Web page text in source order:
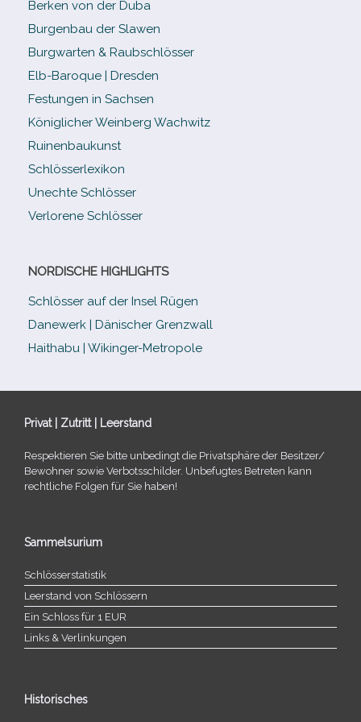
Berken von der Duba
Burgenbau der Slawen
Burgwarten & Raubschlösser
Elb-​Baroque | Dresden
Festungen in Sachsen
Königlicher Weinberg Wachwitz
Ruinenbaukunst
Schlösserlexikon
Unechte Schlösser
Verlorene Schlösser
NORDISCHE HIGHLIGHTS
Schlösser auf der Insel Rügen
Danewerk | Dänischer Grenzwall
Haithabu | Wikinger-Metropole
Privat | Zutritt | Leerstand
Respektieren Sie bitte unbe­dingt die Privatsphäre der Besitzer/​
Bewohner sowie Verbotsschilder. Unbefugtes Betreten kann
recht­li­che Folgen für Sie haben!
Sammelsurium
Schlösserstatistik
Leerstand von Schlössern
Ein Schloss für 1 EUR
Links & Verlinkungen
Historisches